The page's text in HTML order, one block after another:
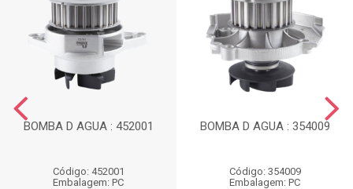
BOMBA D AGUA : 452001
Código: 452001
Embalagem: PC
BOMBA D AGUA : 354009
Código: 354009
Embalagem: PC